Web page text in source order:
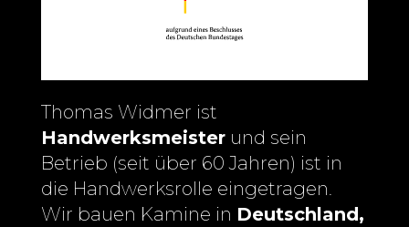
Thomas Widmer ist
Handwerksmeister und sein
Betrieb (seit über 60 Jahren) ist in
die Handwerksrolle eingetragen.
Wir bauen Kamine in Deutschland,